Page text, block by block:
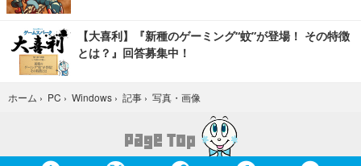
【大喜利】『新種のゲーミング“蚊”が登場！ その特徴
とは？』回答募集中！
ホーム › PC › Windows › 記事 › 写真・画像